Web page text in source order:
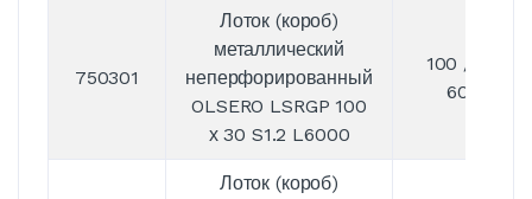
750301
Лоток (короб)
металлический
неперфорированный
OLSERO LSRGP 100
х 30 S1.2 L6000
100 / 30 /
6000
Лоток (короб)